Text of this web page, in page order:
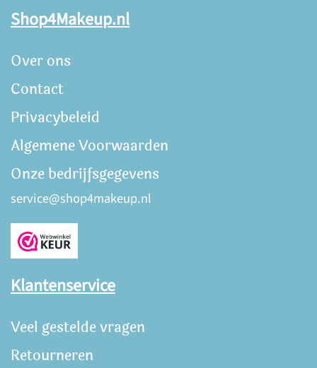
Shop4Makeup.nl
Over ons
Contact
Privacybeleid
Algemene Voorwaarden
Onze bedrijfsgegevens
service@shop4makeup.nl
Klantenservice
Veel gestelde vragen
Retourneren